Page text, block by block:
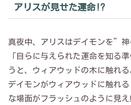
アリスが見せた運命!?
真夜中、アリスはデイモンを”神
「自らに与えられた運命を知る
うと、ウィアウッドの木に触れる
デイモンがウィアウッドに触れ
な場面がフラッシュのように見え